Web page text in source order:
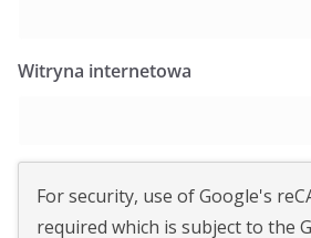
Witryna internetowa
For security, use of Google's
required which is subject to the